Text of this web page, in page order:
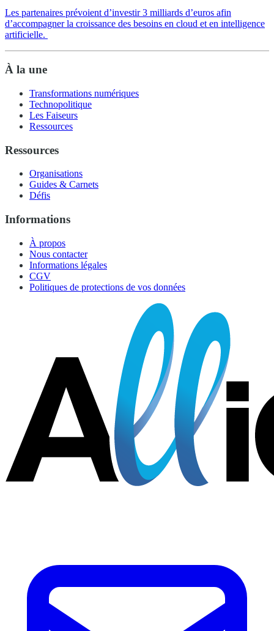
Les partenaires prévoient d’investir 3 milliards d’euros afin
d’accompagner la croissance des besoins en cloud et en intelligence
artificielle.
À la une
Transformations numériques
Technopolitique
Les Faiseurs
Ressources
Ressources
Organisations
Guides & Carnets
Défis
Informations
À propos
Nous contacter
Informations légales
CGV
Politiques de protections de vos données